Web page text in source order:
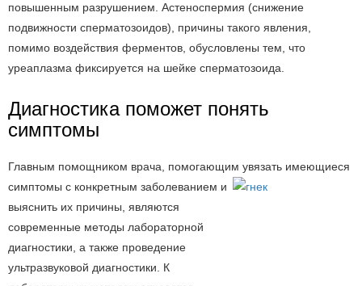
повышенным разрушением. Астеноспермия (снижение
подвижности сперматозоидов), причины такого явления,
помимо воздействия ферментов, обусловлены тем, что
уреаплазма фиксируется на шейке сперматозоида.
Диагностика поможет понять
симптомы
Главным помощником врача, помогающим увязать имеющиеся
симптомы с конкретным заболеванием и
выяснить их причины, являются
современные методы лабораторной
диагностики, а также проведение
ультразвуковой диагностики. К